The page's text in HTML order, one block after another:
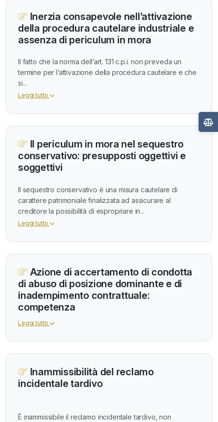
Inerzia consapevole nell’attivazione
della procedura cautelare industriale e
assenza di periculum in mora
Il fatto che la norma dell’art. 131 c.p.i. non preveda un
termine per l’attivazione della procedura cautelare e che
si...
Leggi tutto
Il periculum in mora nel sequestro
conservativo: presupposti oggettivi e
soggettivi
Il sequestro conservativo è una misura cautelare di
carattere patrimoniale finalizzata ad assicurare al
creditore la possibilità di espropriare in...
Leggi tutto
Azione di accertamento di condotta
di abuso di posizione dominante e di
inadempimento contrattuale:
competenza
Leggi tutto
Inammissibilità del reclamo
incidentale tardivo
È inammissibile il reclamo incidentale tardivo, non